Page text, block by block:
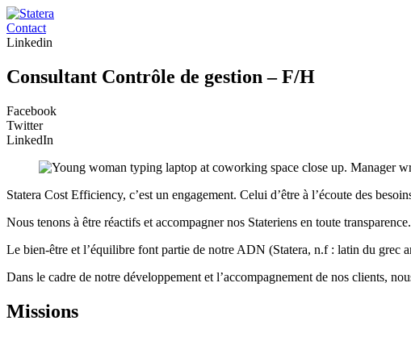
Contact
Linkedin
Consultant Contrôle de gestion – F/H
Facebook
Twitter
LinkedIn
Statera Cost Efficiency, c’est un engagement. Celui d’être à l’écoute des
Nous tenons à être réactifs et accompagner nos Stateriens en toute transparence.
Le bien-être et l’équilibre font partie de notre ADN (Statera, n.f : latin du grec
Dans le cadre de notre développement et l’accompagnement de nos clients,
Missions